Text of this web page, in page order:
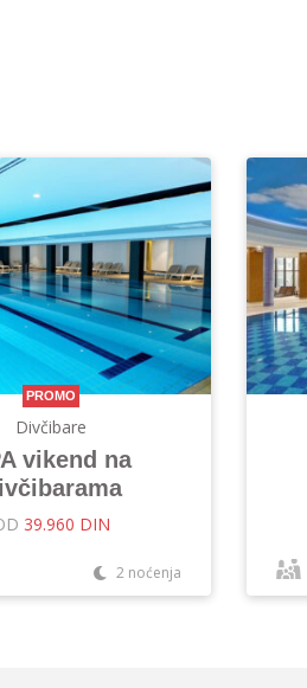
PROMO
Divčibare
vikend na
39.960 DIN
2 noćenja